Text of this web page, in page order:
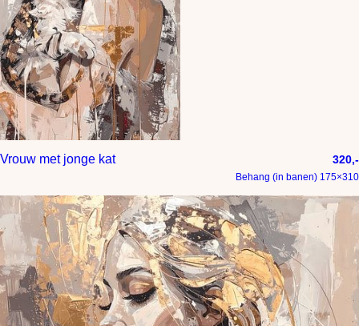
Vrouw met jonge kat 320,-
Behang (in banen) 175×310